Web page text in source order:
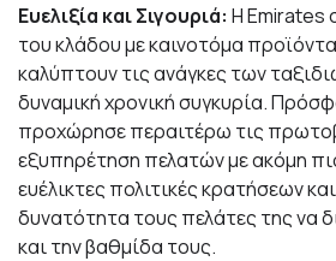
Ευελιξία και Σιγουριά: Η Emirates
του κλάδου με καινοτόμα
καλύπτουν τις ανάγκες των
δυναμική χρονική συγκυρία.
προχώρησε περαιτέρω τις
εξυπηρέτηση πελατών με ακόμη
ευέλικτες πολιτικές κρατήσεων
δυνατότητα τους πελάτες της να
και την βαθμίδα τους.